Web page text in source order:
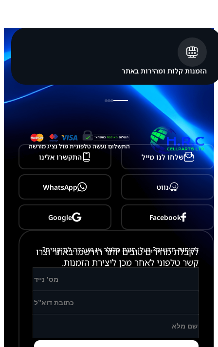
הזמנות קלות ומהירות באתר
התשלום נעשה טלפונית מול נציג מורשה
שלחו לנו מייל התקשרו אלינו
נווט WhatsApp
Facebook
Google
לקוחות חדשים? בעלי חנות סלולר או מעבדה לתיקונים?
לקבלת מחירים טובים יותר הירשמו באתר וצרו
קשר טלפוני לאחר מכן ליצירת הזמנות.